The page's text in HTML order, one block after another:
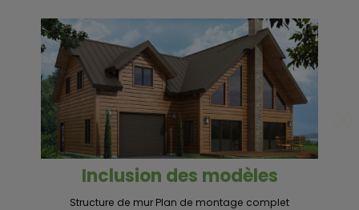
Inclusion des modèles
Structure de mur Plan de montage complet